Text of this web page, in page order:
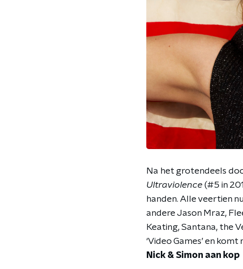
Na het grotendeels
Ultraviolence (#5 in
handen. Alle veertien
andere Jason Mraz,
Keating, Santana, the
‘Video Games’ en
Nick & Simon aan kop